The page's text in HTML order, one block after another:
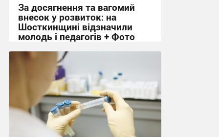
За досягнення та вагомий
внесок у розвиток: на
Шосткинщині відзначили
молодь і педагогів + Фото
18:42, 22.06.2026